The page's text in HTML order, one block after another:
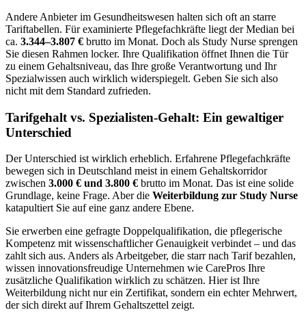
Andere Anbieter im Gesundheitswesen halten sich oft an starre
Tariftabellen. Für examinierte Pflegefachkräfte liegt der Median bei
ca. 3.344–3.807 € brutto im Monat. Doch als Study Nurse sprengen
Sie diesen Rahmen locker. Ihre Qualifikation öffnet Ihnen die Tür
zu einem Gehaltsniveau, das Ihre große Verantwortung und Ihr
Spezialwissen auch wirklich widerspiegelt. Geben Sie sich also
nicht mit dem Standard zufrieden.
Tarifgehalt vs. Spezialisten-Gehalt: Ein gewaltiger
Unterschied
Der Unterschied ist wirklich erheblich. Erfahrene Pflegefachkräfte
bewegen sich in Deutschland meist in einem Gehaltskorridor
zwischen 3.000 € und 3.800 € brutto im Monat. Das ist eine solide
Grundlage, keine Frage. Aber die Weiterbildung zur Study Nurse
katapultiert Sie auf eine ganz andere Ebene.
Sie erwerben eine gefragte Doppelqualifikation, die pflegerische
Kompetenz mit wissenschaftlicher Genauigkeit verbindet – und das
zahlt sich aus. Anders als Arbeitgeber, die starr nach Tarif bezahlen,
wissen innovationsfreudige Unternehmen wie CarePros Ihre
zusätzliche Qualifikation wirklich zu schätzen. Hier ist Ihre
Weiterbildung nicht nur ein Zertifikat, sondern ein echter Mehrwert,
der sich direkt auf Ihrem Gehaltszettel zeigt.